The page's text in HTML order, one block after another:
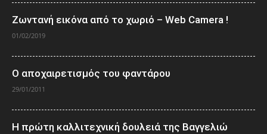
Ζωντανή εικόνα από το χωριό – Web Camera !
01/02/2019
Ο αποχαιρετισμός του φαντάρου
29/01/2011
Η πρώτη καλλιτεχνική δουλειά της Βαγγελιώ